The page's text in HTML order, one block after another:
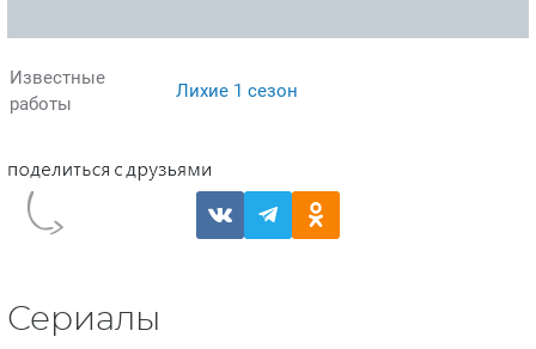
Известные
работы
Лихие 1 сезон
Сериалы